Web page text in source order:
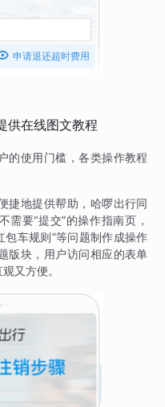
申请退还超时费用
在线图文教程
的使用门槛，各类操作教程
捷地提供帮助，哈啰出行同
需要“提交”的操作指南页，
包车规则”等问题制作成操作
版块，用户访问相应的表单
又方便。